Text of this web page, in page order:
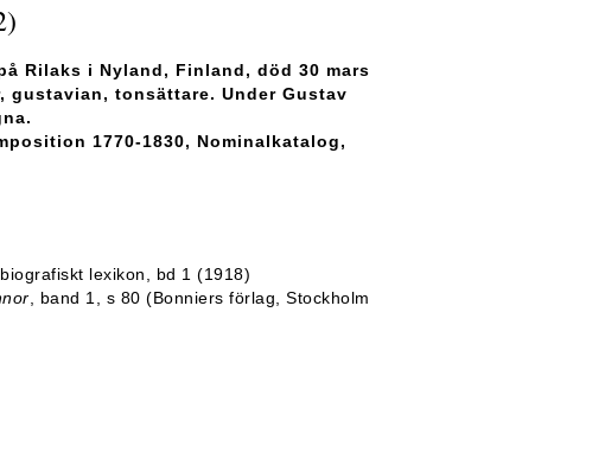
Rilaks i Nyland, Finland, död 30 mars
gustavian, tonsättare. Under Gustav
1770-1830, Nominalkatalog,
lexikon, bd 1 (1918)
, band 1, s 80 (Bonniers förlag, Stockholm